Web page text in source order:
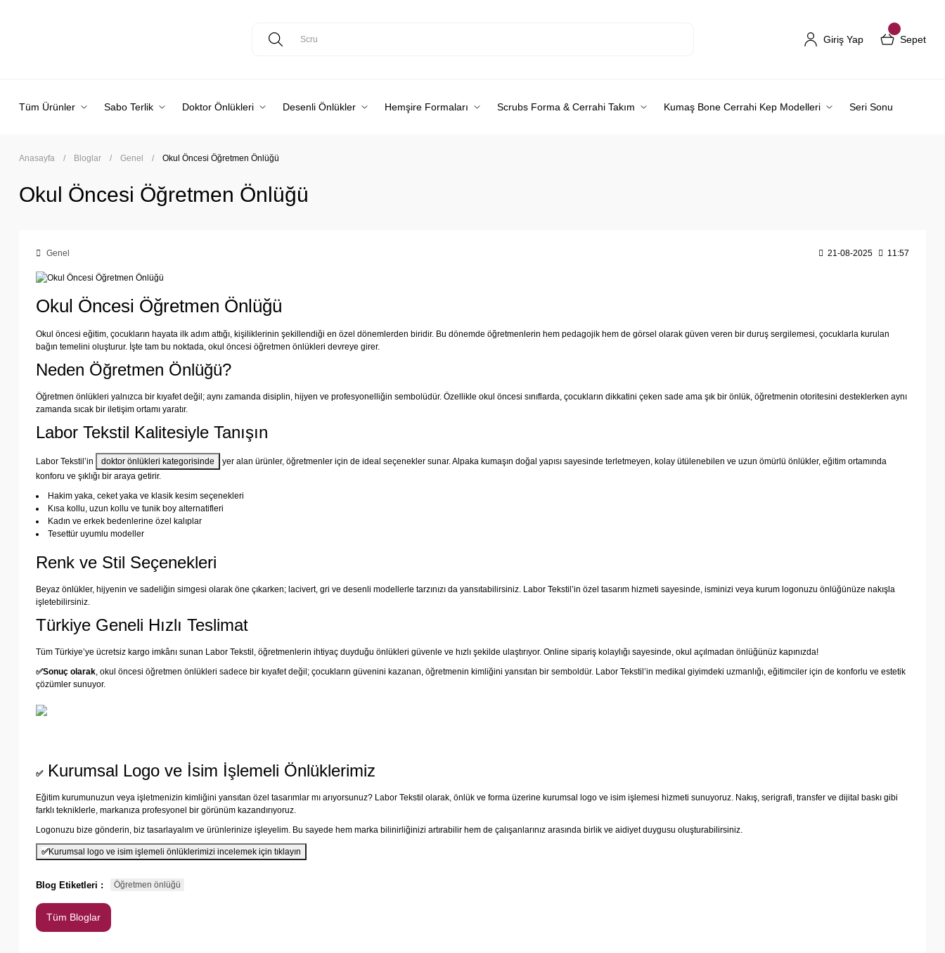
Giriş Yap Sepet
Tüm Ürünler Sabo Terlik Doktor Önlükleri Desenli Önlükler Hemşire Formaları Scrubs Forma & Cerrahi Takım Kumaş Bone Cerrahi Kep Modelleri Seri Sonu
Anasayfa Bloglar Genel Okul Öncesi Öğretmen Önlüğü
Okul Öncesi Öğretmen Önlüğü
Genel 21-08-2025 11:57
Okul Öncesi Öğretmen Önlüğü
Okul öncesi eğitim, çocukların hayata ilk adım attığı, kişiliklerinin şekillendiği en özel dönemlerden biridir. Bu dönemde öğretmenlerin hem pedagojik hem de görsel olarak güven veren bir duruş sergilemesi, çocuklarla kurulan
bağın temelini oluşturur. İşte tam bu noktada, okul öncesi öğretmen önlükleri devreye girer.
Neden Öğretmen Önlüğü?
Öğretmen önlükleri yalnızca bir kıyafet değil; aynı zamanda disiplin, hijyen ve profesyonelliğin sembolüdür. Özellikle okul öncesi sınıflarda, çocukların dikkatini çeken sade ama şık bir önlük, öğretmenin otoritesini desteklerken aynı
zamanda sıcak bir iletişim ortamı yaratır.
Labor Tekstil Kalitesiyle Tanışın
Labor Tekstil’in doktor önlükleri kategorisinde
yer alan ürünler, öğretmenler için de ideal seçenekler sunar. Alpaka kumaşın doğal yapısı sayesinde terletmeyen, kolay ütülenebilen ve uzun ömürlü önlükler, eğitim ortamında
konforu ve şıklığı bir araya getirir.
Hakim yaka, ceket yaka ve klasik kesim seçenekleri
Kısa kollu, uzun kollu ve tunik boy alternatifleri
Kadın ve erkek bedenlerine özel kalıplar
Tesettür uyumlu modeller
Renk ve Stil Seçenekleri
Beyaz önlükler, hijyenin ve sadeliğin simgesi olarak öne çıkarken; lacivert, gri ve desenli modellerle tarzınızı da yansıtabilirsiniz. Labor Tekstil’in özel tasarım hizmeti sayesinde, isminizi veya kurum logonuzu önlüğünüze nakışla
işletebilirsiniz.
Türkiye Geneli Hızlı Teslimat
Tüm Türkiye’ye ücretsiz kargo imkânı sunan Labor Tekstil, öğretmenlerin ihtiyaç duyduğu önlükleri güvenle ve hızlı şekilde ulaştırıyor. Online sipariş kolaylığı sayesinde, okul açılmadan önlüğünüz kapınızda!
✅Sonuç olarak, okul öncesi öğretmen önlükleri sadece bir kıyafet değil; çocukların güvenini kazanan, öğretmenin kimliğini yansıtan bir semboldür. Labor Tekstil’in medikal giyimdeki uzmanlığı, eğitimciler için de konforlu ve estetik
çözümler sunuyor.
✅Kurumsal Logo ve İsim İşlemeli Önlüklerimiz
Eğitim kurumunuzun veya işletmenizin kimliğini yansıtan özel tasarımlar mı arıyorsunuz? Labor Tekstil olarak, önlük ve forma üzerine kurumsal logo ve isim işlemesi hizmeti sunuyoruz. Nakış, serigrafi, transfer ve dijital baskı gibi
farklı tekniklerle, markanıza profesyonel bir görünüm kazandırıyoruz.
Logonuzu bize gönderin, biz tasarlayalım ve ürünlerinize işleyelim. Bu sayede hem marka bilinirliğinizi artırabilir hem de çalışanlarınız arasında birlik ve aidiyet duygusu oluşturabilirsiniz.
✅Kurumsal logo ve isim işlemeli önlüklerimizi incelemek için tıklayın
Blog Etiketleri : Öğretmen önlüğü
Tüm Bloglar